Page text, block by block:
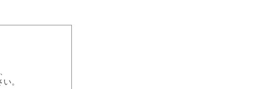
。